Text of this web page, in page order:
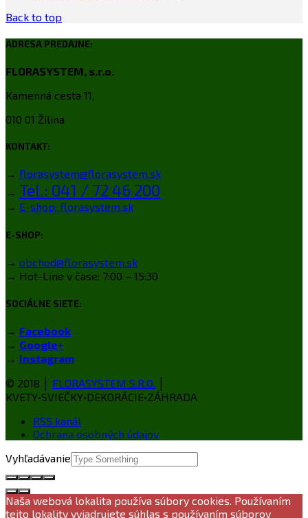
Back to top
ADRESA PREDAJNE:
FLORASYSTEM, s.r.o.
Kamenná cesta 11,
010 01 Žilina
KONTAKT:
→ florasystem@florasystem.sk
→ Tel.: 041 / 72 46 200
→ E-shop: florasystem.sk
E-SHOP:
→ obchod@florasystem.sk
→ Hot-Line v čase: 7:00 – 15:30
SOCIÁLNE SIETE:
→ Facebook
→ Google+
→ Instagram
© 2018 │ FLORASYSTEM S.R.O.
KVETY•SVIEČKY•DEKORÁCIE•ZÁHRADA
RSS kanál
Ochrana osobných údajov
Vyhľadávanie
Naša webová lokalita používa súbory cookies. Používaním
tejto lokality vyjadrujete súhlas s používaním súborov